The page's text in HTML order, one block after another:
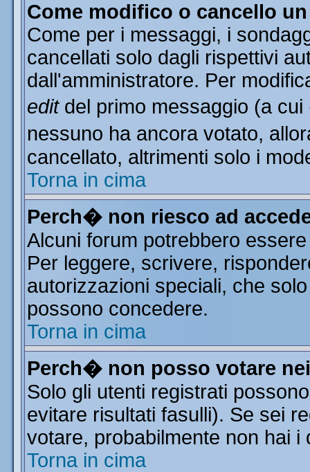
Come modifico o cancello
Come per i messaggi, i
cancellati solo dagli rispettivi
dall'amministratore. Per
editdel primo messaggio (a
nessuno ha ancora votato,
cancellato, altrimenti solo i
Torna in cima
Perch� non riesco ad
Alcuni forum potrebbero
Per leggere, scrivere,
autorizzazioni speciali, che
possono concedere.
Torna in cima
Perch� non posso votare
Solo gli utenti registrati
evitare risultati fasulli). Se sei
votare, probabilmente non hai
Torna in cima